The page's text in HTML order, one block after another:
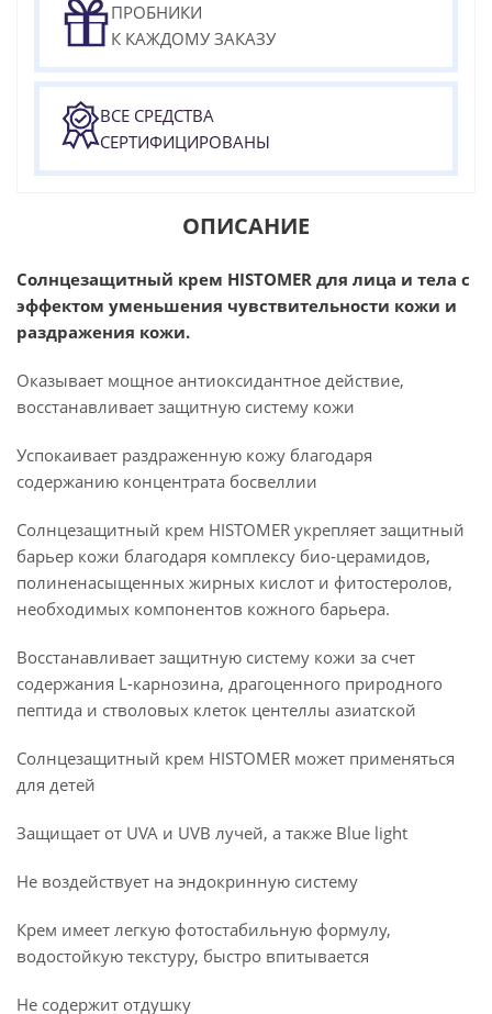
ПРОБНИКИ
К КАЖДОМУ ЗАКАЗУ
ВСЕ СРЕДСТВА
СЕРТИФИЦИРОВАНЫ
ОПИСАНИЕ
Солнцезащитный крем HISTOMER для лица и тела с
эффектом уменьшения чувствительности кожи и
раздражения кожи.
Оказывает мощное антиоксидантное действие,
восстанавливает защитную систему кожи
Успокаивает раздраженную кожу благодаря
содержанию концентрата босвеллии
Солнцезащитный крем HISTOMER укрепляет защитный
барьер кожи благодаря комплексу био-церамидов,
полиненасыщенных жирных кислот и фитостеролов,
необходимых компонентов кожного барьера.
Восстанавливает защитную систему кожи за счет
содержания L-карнозина, драгоценного природного
пептида и стволовых клеток центеллы азиатской
Солнцезащитный крем HISTOMER может применяться
для детей
Защищает от UVA и UVB лучей, а также Blue light
Не воздействует на эндокринную систему
Крем имеет легкую фотостабильную формулу,
водостойкую текстуру, быстро впитывается
Не содержит отдушку